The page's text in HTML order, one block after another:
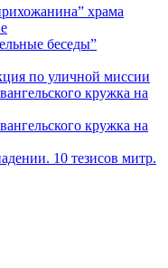
храма
беседы”
по уличной миссии
кружка на
кружка на
10 тезисов митр.